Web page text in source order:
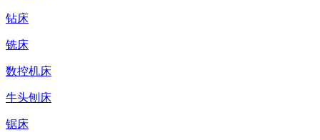
钻床
铣床
数控机床
牛头刨床
锯床